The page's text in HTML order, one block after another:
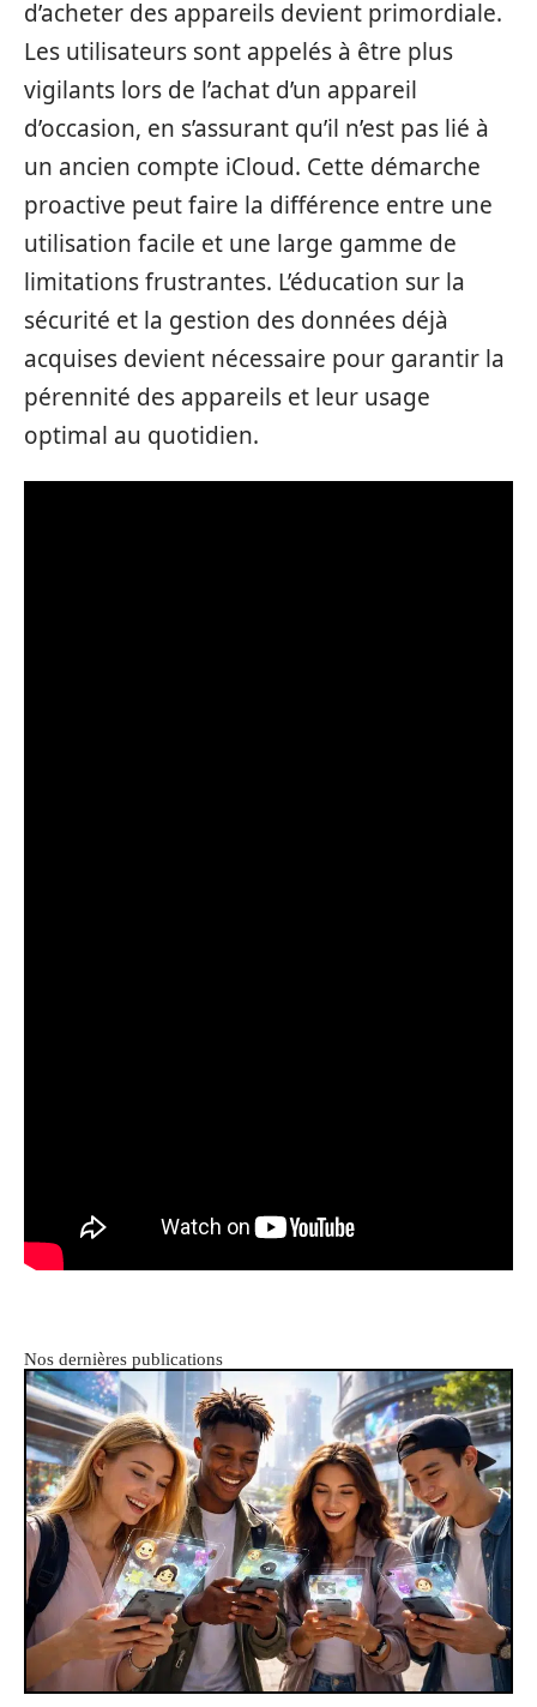
d’acheter des appareils devient primordiale.
Les utilisateurs sont appelés à être plus
vigilants lors de l’achat d’un appareil
d’occasion, en s’assurant qu’il n’est pas lié à
un ancien compte iCloud. Cette démarche
proactive peut faire la différence entre une
utilisation facile et une large gamme de
limitations frustrantes. L’éducation sur la
sécurité et la gestion des données déjà
acquises devient nécessaire pour garantir la
pérennité des appareils et leur usage
optimal au quotidien.
Nos dernières publications